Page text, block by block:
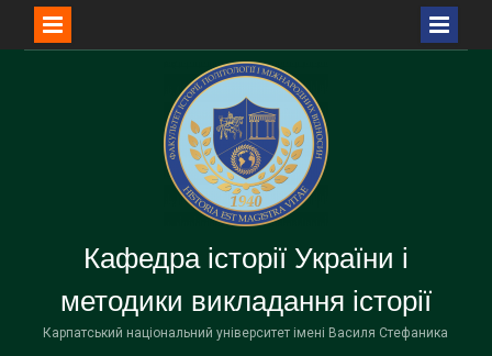
Кафедра історії України і
методики викладання історії
Карпатський національний університет імені Василя Стефаника